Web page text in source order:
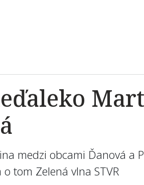
medzi obcami Ďanová
tom Zelená vlna STVR